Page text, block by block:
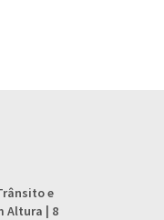
e
Altura | 8